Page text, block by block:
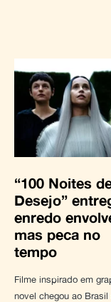
“100 Noites
Desejo”
enredo
mas peca no
tempo
Filme inspirado em
novel chegou ao Brasil